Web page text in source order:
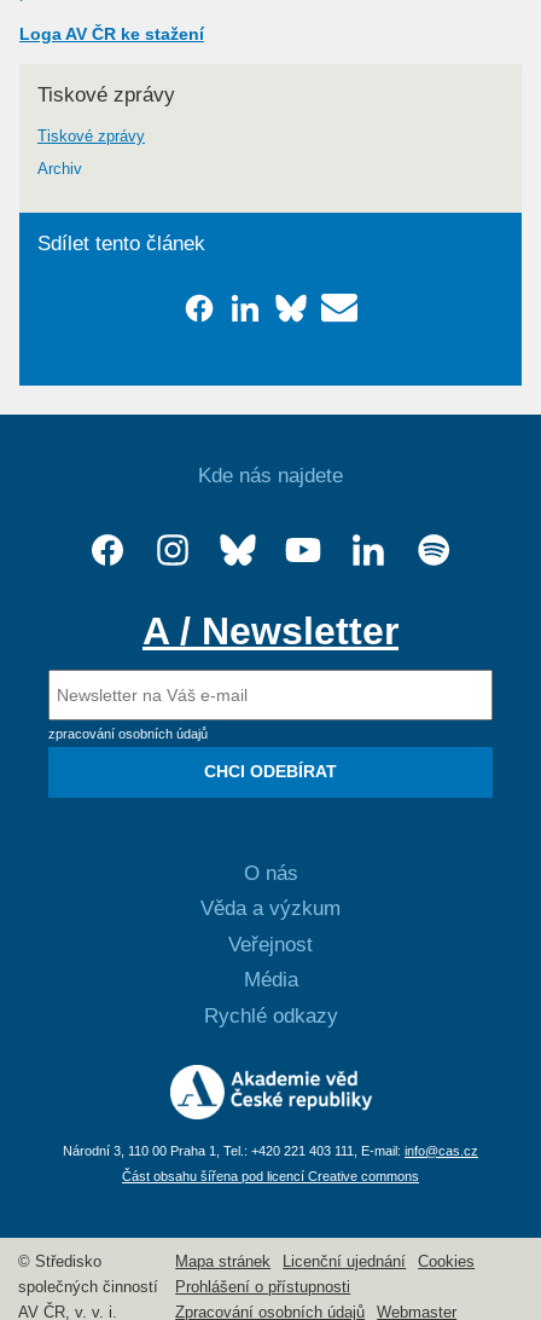
Loga AV ČR ke stažení
Tiskové zprávy
Tiskové zprávy
Archiv
Sdílet tento článek
Kde nás najdete
A / Newsletter
zpracování osobních údajů
CHCI ODEBÍRAT
O nás
Věda a výzkum
Veřejnost
Média
Rychlé odkazy
Národní 3, 110 00 Praha 1, Tel.: +420 221 403 111, E-mail: info@cas.cz
Část obsahu šířena pod licencí Creative commons
© Středisko
společných činností
AV ČR, v. v. i.
Mapa stránek Licenční ujednání
Cookies
Prohlášení o přístupnosti
Zpracování osobních údajů
Webmaster